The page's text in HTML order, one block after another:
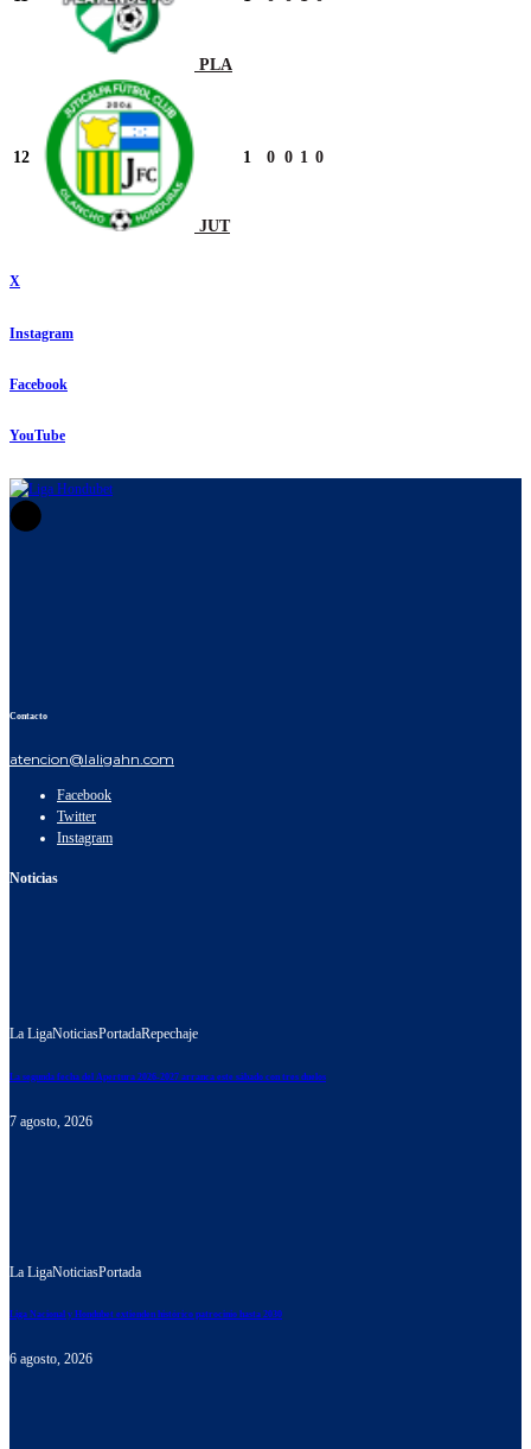
PLA
12
JUT
1 0 0 1 0
X
Instagram
Facebook
YouTube
Contacto
atencion@laligahn.com
Facebook
Twitter
Instagram
Noticias
La LigaNoticiasPortadaRepechaje
La segunda fecha del Apertura 2026-2027 arranca este sábado con tres duelos
7 agosto, 2026
La LigaNoticiasPortada
Liga Nacional y Hondubet extienden histórico patrocinio hasta 2030
6 agosto, 2026